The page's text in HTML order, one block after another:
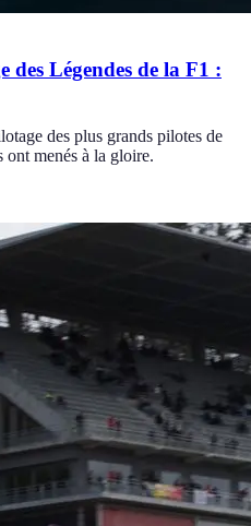
des Légendes de la F1 :
des plus grands pilotes de
ont menés à la gloire.